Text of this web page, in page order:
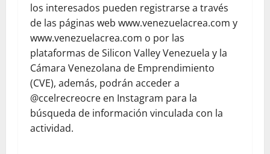
los interesados pueden registrarse a través
de las páginas web www.venezuelacrea.com y
www.venezuelacrea.com o por las
plataformas de Silicon Valley Venezuela y la
Cámara Venezolana de Emprendimiento
(CVE), además, podrán acceder a
@ccelrecreocre en Instagram para la
búsqueda de información vinculada con la
actividad.